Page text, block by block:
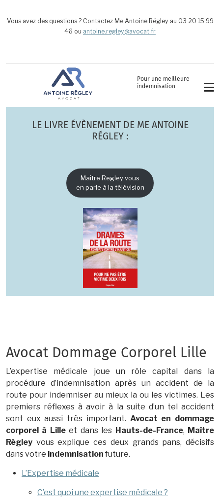
Vous avez des questions ? Contactez Me Antoine Régley au 03 20 15 99
46 ou antoine.regley@avocat.fr
Pour une meilleure
indemnisation
LE LIVRE ÉVÈNEMENT DE ME ANTOINE
RÉGLEY :
Maître Regley vous
en parle à la télévision
Avocat Dommage Corporel Lille
L’expertise médicale joue un rôle capital dans la
procédure d’indemnisation après un accident de la
route pour indemniser au mieux la ou les victimes. Les
premiers réflexes à avoir à la suite d’un tel accident
sont eux aussi très important. Avocat en dommage
corporel à Lilleet dans les Hauts-de-France, Maître
Régley vous explique ces deux grands pans, décisifs
dans votre indemnisation future.
L’Expertise médicale
C’est quoi une expertise médicale ?